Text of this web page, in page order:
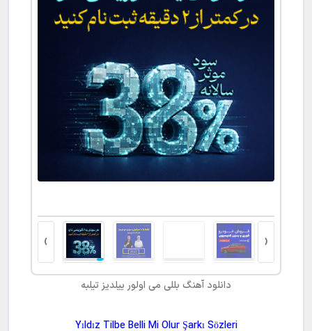
‹
›
دانلود آهنگ بللی می اولور ییلدیز تیلبه
Yıldız Tilbe Belli Mi Olur Şarkı Sözleri